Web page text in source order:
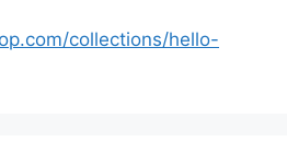
collections/hello-